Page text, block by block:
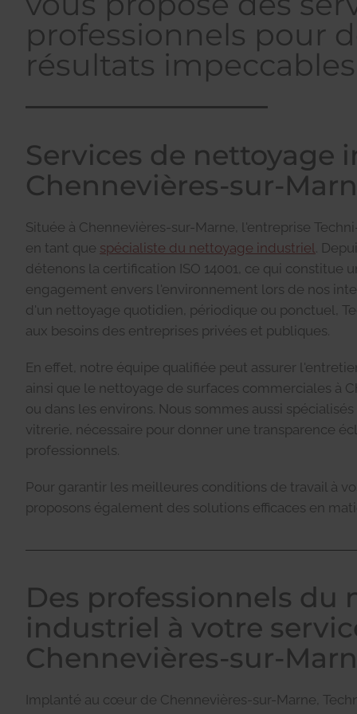
professionnels pour
résultats
Services de nettoyage
Chennevières-sur-
Située à Chennevières-sur-Marne, l'entreprise
en tant que spécialiste du nettoyage industriel.
détenons la certification ISO 14001, ce qui constitue
engagement envers l'environnement lors de nos
d'un nettoyage quotidien, périodique ou ponctuel,
aux besoins des entreprises privées et publiques.
En effet, notre équipe qualifiée peut assurer
ainsi que le nettoyage de surfaces commerciales à
ou dans les environs. Nous sommes aussi
vitrerie, nécessaire pour donner une transparence
professionnels.
Pour garantir les meilleures conditions de travail à
proposons également des solutions efficaces en
Des professionnels du
industriel à votre
Chennevières-sur-
Implanté au cœur de Chennevières-sur-Marne,